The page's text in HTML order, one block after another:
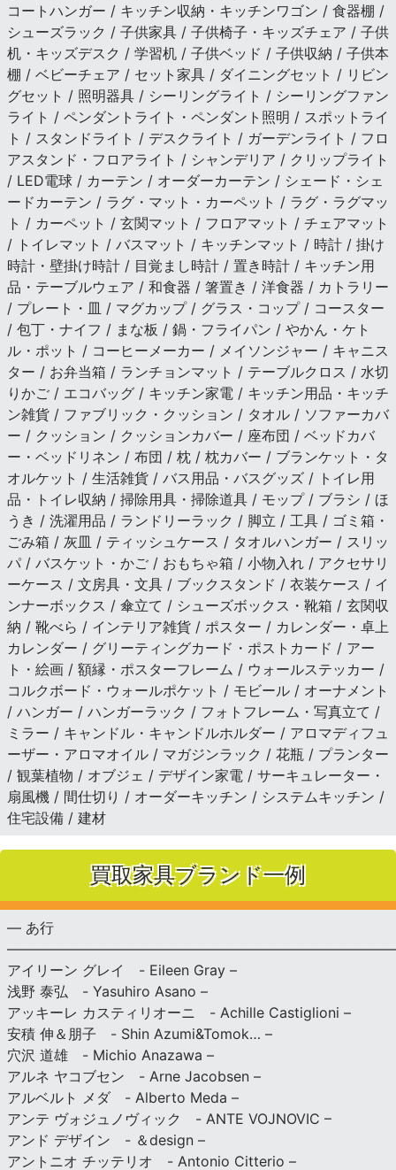
コートハンガー / キッチン収納・キッチンワゴン / 食器棚 /
シューズラック / 子供家具 / 子供椅子・キッズチェア / 子供
机・キッズデスク / 学習机 / 子供ベッド / 子供収納 / 子供本
棚 / ベビーチェア / セット家具 / ダイニングセット / リビン
グセット / 照明器具 / シーリングライト / シーリングファン
ライト / ペンダントライト・ペンダント照明 / スポットライ
ト / スタンドライト / デスクライト / ガーデンライト / フロ
アスタンド・フロアライト / シャンデリア / クリップライト
/ LED電球 / カーテン / オーダーカーテン / シェード・シェ
ードカーテン / ラグ・マット・カーペット / ラグ・ラグマッ
ト / カーペット / 玄関マット / フロアマット / チェアマット
/ トイレマット / バスマット / キッチンマット / 時計 / 掛け
時計・壁掛け時計 / 目覚まし時計 / 置き時計 / キッチン用
品・テーブルウェア / 和食器 / 箸置き / 洋食器 / カトラリー
/ プレート・皿 / マグカップ / グラス・コップ / コースター
/ 包丁・ナイフ / まな板 / 鍋・フライパン / やかん・ケト
ル・ポット / コーヒーメーカー / メイソンジャー / キャニス
ター / お弁当箱 / ランチョンマット / テーブルクロス / 水切
りかご / エコバッグ / キッチン家電 / キッチン用品・キッチ
ン雑貨 / ファブリック・クッション / タオル / ソファーカバ
ー / クッション / クッションカバー / 座布団 / ベッドカバ
ー・ベッドリネン / 布団 / 枕 / 枕カバー / ブランケット・タ
オルケット / 生活雑貨 / バス用品・バスグッズ / トイレ用
品・トイレ収納 / 掃除用具・掃除道具 / モップ / ブラシ / ほ
うき / 洗濯用品 / ランドリーラック / 脚立 / 工具 / ゴミ箱・
ごみ箱 / 灰皿 / ティッシュケース / タオルハンガー / スリッ
パ / バスケット・かご / おもちゃ箱 / 小物入れ / アクセサリ
ーケース / 文房具・文具 / ブックスタンド / 衣装ケース / イ
ンナーボックス / 傘立て / シューズボックス・靴箱 / 玄関収
納 / 靴べら / インテリア雑貨 / ポスター / カレンダー・卓上
カレンダー / グリーティングカード・ポストカード / アー
ト・絵画 / 額縁・ポスターフレーム / ウォールステッカー /
コルクボード・ウォールポケット / モビール / オーナメント
/ ハンガー / ハンガーラック / フォトフレーム・写真立て /
ミラー / キャンドル・キャンドルホルダー / アロマディフュ
ーザー・アロマオイル / マガジンラック / 花瓶 / プランター
/ 観葉植物 / オブジェ / デザイン家電 / サーキュレーター・
扇風機 / 間仕切り / オーダーキッチン / システムキッチン /
住宅設備 / 建材
買取家具ブランド一例
— あ行
アイリーン グレイ - Eileen Gray –
浅野 泰弘 - Yasuhiro Asano –
アッキーレ カスティリオーニ - Achille Castiglioni –
安積 伸＆朋子 - Shin Azumi&Tomok… –
穴沢 道雄 - Michio Anazawa –
アルネ ヤコブセン - Arne Jacobsen –
アルベルト メダ - Alberto Meda –
アンテ ヴォジュノヴィック - ANTE VOJNOVIC –
アンド デザイン - ＆design –
アントニオ チッテリオ - Antonio Citterio –